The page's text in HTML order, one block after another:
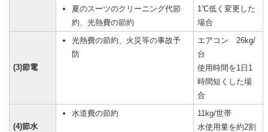
夏のスーツのクリーニング代節
約、光熱費の節約
1℃低く変更した
場合
(3)節電
光熱費の節約、火災等の事故予
防
エアコン 26kg/
台
使用時間を1日1
時間短くした場
合
(4)節水
水道費の節約
11kg/世帯
水使用量を約2割